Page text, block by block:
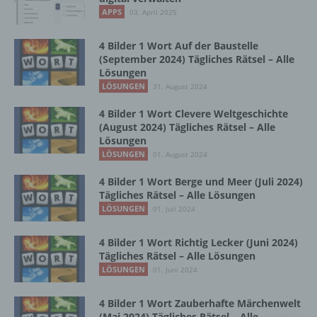
APPS 03. April 2025
4 Bilder 1 Wort Auf der Baustelle
(September 2024) Tägliches Rätsel – Alle
Lösungen
LÖSUNGEN 31. August 2024
4 Bilder 1 Wort Clevere Weltgeschichte
(August 2024) Tägliches Rätsel – Alle
Lösungen
LÖSUNGEN 01. August 2024
4 Bilder 1 Wort Berge und Meer (Juli 2024)
Tägliches Rätsel – Alle Lösungen
LÖSUNGEN 01. Juli 2024
4 Bilder 1 Wort Richtig Lecker (Juni 2024)
Tägliches Rätsel – Alle Lösungen
LÖSUNGEN 01. Juni 2024
4 Bilder 1 Wort Zauberhafte Märchenwelt
Zusammenhang mit personenbezogenen
Organisation, das Ordnen, die Speicherung,
die Anpassung oder Veränderung, das
Auslesen, das Abfragen, die Verwendung,
die Offenlegung durch Übermittlung,
Bereitstellung, den Abgleich oder die
Verknüpfung, die Einschränkung, das
Löschen oder die Vernichtung.
d) Einschränkung der Verarbeitung
Einschränkung der Verarbeitung ist die
Markierung gespeicherter
personenbezogener Daten mit dem Ziel, ihre
künftige Verarbeitung einzuschränken.
e) Profiling